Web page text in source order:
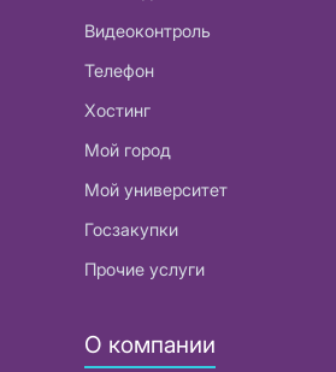
Видеоконтроль
Телефон
Хостинг
Мой город
Мой университет
Госзакупки
Прочие услуги
О компании